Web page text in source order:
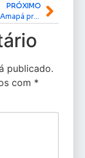
PRÓXIMO
Governo do Amapá prepara o Sambódromo para o Carnaval 2026 com força-tarefa de limpeza e infraestrutura
publicado.
com *